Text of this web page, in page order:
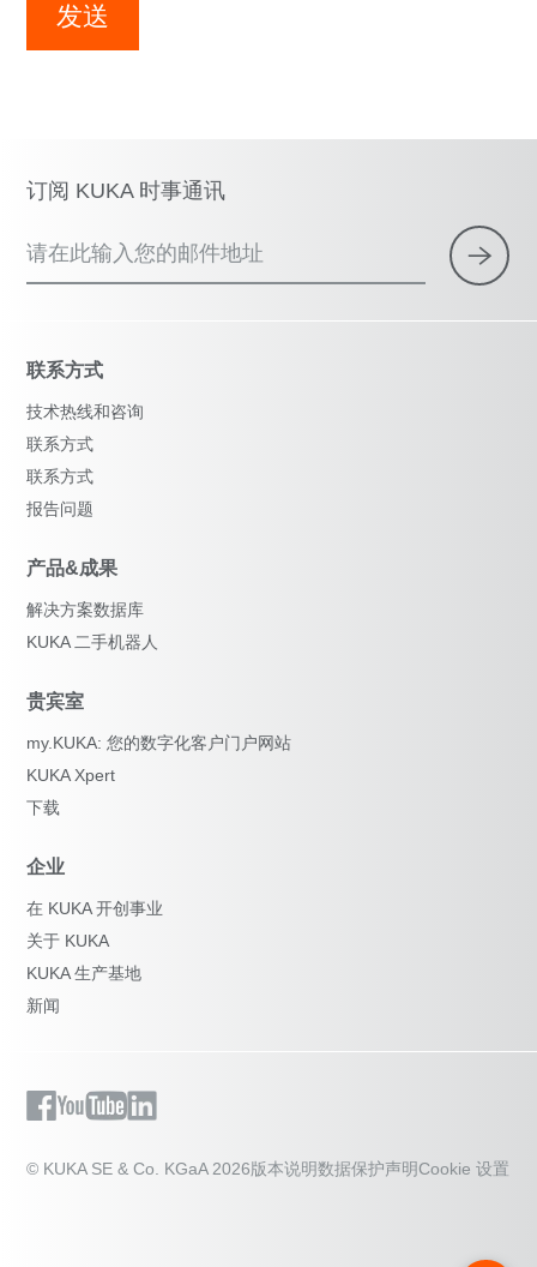
发送
订阅 KUKA 时事通讯
请在此输入您的邮件地址
联系方式
技术热线和咨询
联系方式
联系方式
报告问题
产品&成果
解决方案数据库
KUKA 二手机器人
贵宾室
my.KUKA: 您的数字化客户门户网站
KUKA Xpert
下载
企业
在 KUKA 开创事业
关于 KUKA
KUKA 生产基地
新闻
© KUKA SE & Co. KGaA 2026版本说明数据保护声明Cookie 设置